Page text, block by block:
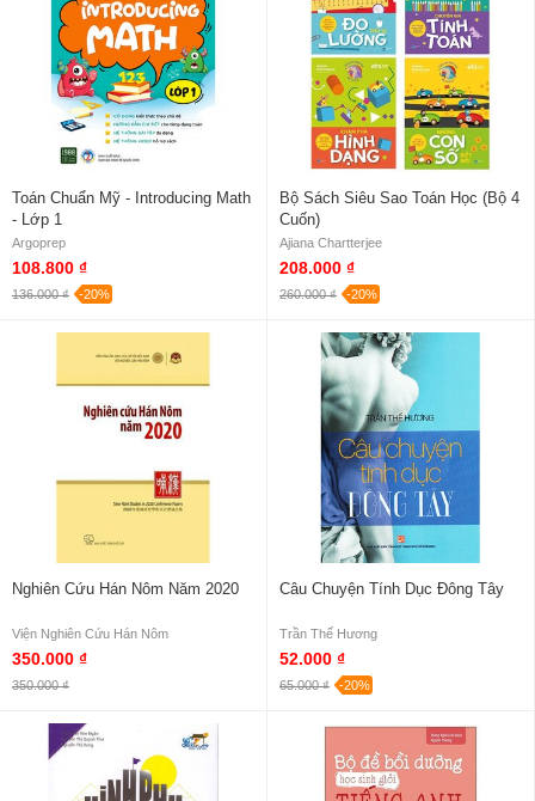
Toán Chuẩn Mỹ - Introducing Math
- Lớp 1
Argoprep
108.800 ₫
136.000 ₫ -20%
Bộ Sách Siêu Sao Toán Học (Bộ 4
Cuốn)
Ajiana Chartterjee
208.000 ₫
260.000 ₫ -20%
Nghiên Cứu Hán Nôm Năm 2020
Viện Nghiên Cứu Hán Nôm
350.000 ₫
350.000 ₫
Câu Chuyện Tính Dục Đông Tây
Trần Thế Hương
52.000 ₫
65.000 ₫ -20%